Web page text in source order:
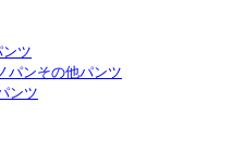
ツ
パンその他パンツ
ンツ